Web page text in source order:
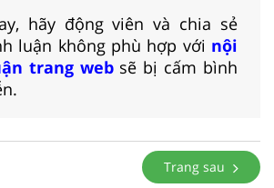
hãy động viên và chia sẻ
luận không phù hợp với nội
trang websẽ bị cấm bình
Trang sau